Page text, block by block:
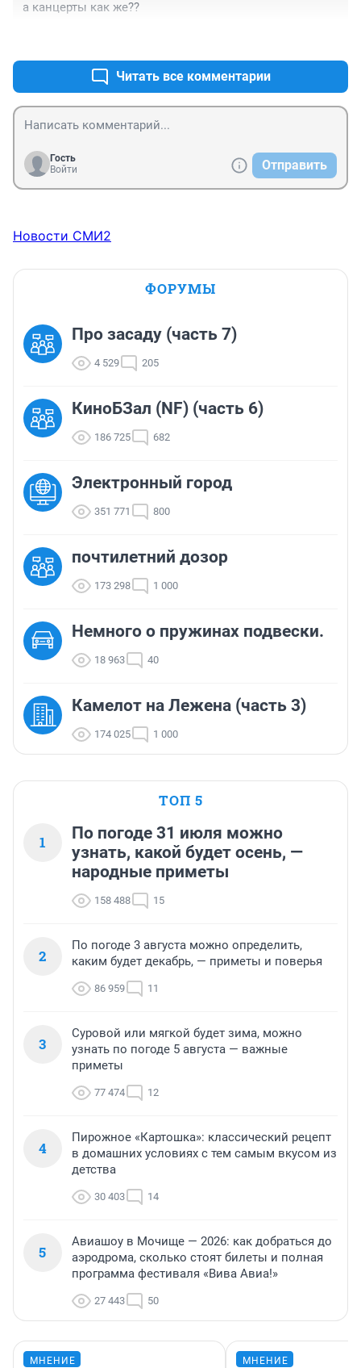
а канцерты как же??
Читать все комментарии
Гость
Войти
Отправить
Новости СМИ2
ФОРУМЫ
Про засаду (часть 7)
4 529 205
КиноБЗал (NF) (часть 6)
186 725 682
Электронный город
351 771 800
почтилетний дозор
173 298 1 000
Немного о пружинах подвески.
18 963 40
Камелот на Лежена (часть 3)
174 025 1 000
ТОП 5
1
По погоде 31 июля можно
узнать, какой будет осень, —
народные приметы
158 488 15
2
По погоде 3 августа можно определить,
каким будет декабрь, — приметы и поверья
86 959 11
3
Суровой или мягкой будет зима, можно
узнать по погоде 5 августа — важные
приметы
77 474 12
4
Пирожное «Картошка»: классический рецепт
в домашних условиях с тем самым вкусом из
детства
30 403 14
5
Авиашоу в Мочище — 2026: как добраться до
аэродрома, сколько стоят билеты и полная
программа фестиваля «Вива Авиа!»
27 443 50
МНЕНИЕ МНЕНИЕ